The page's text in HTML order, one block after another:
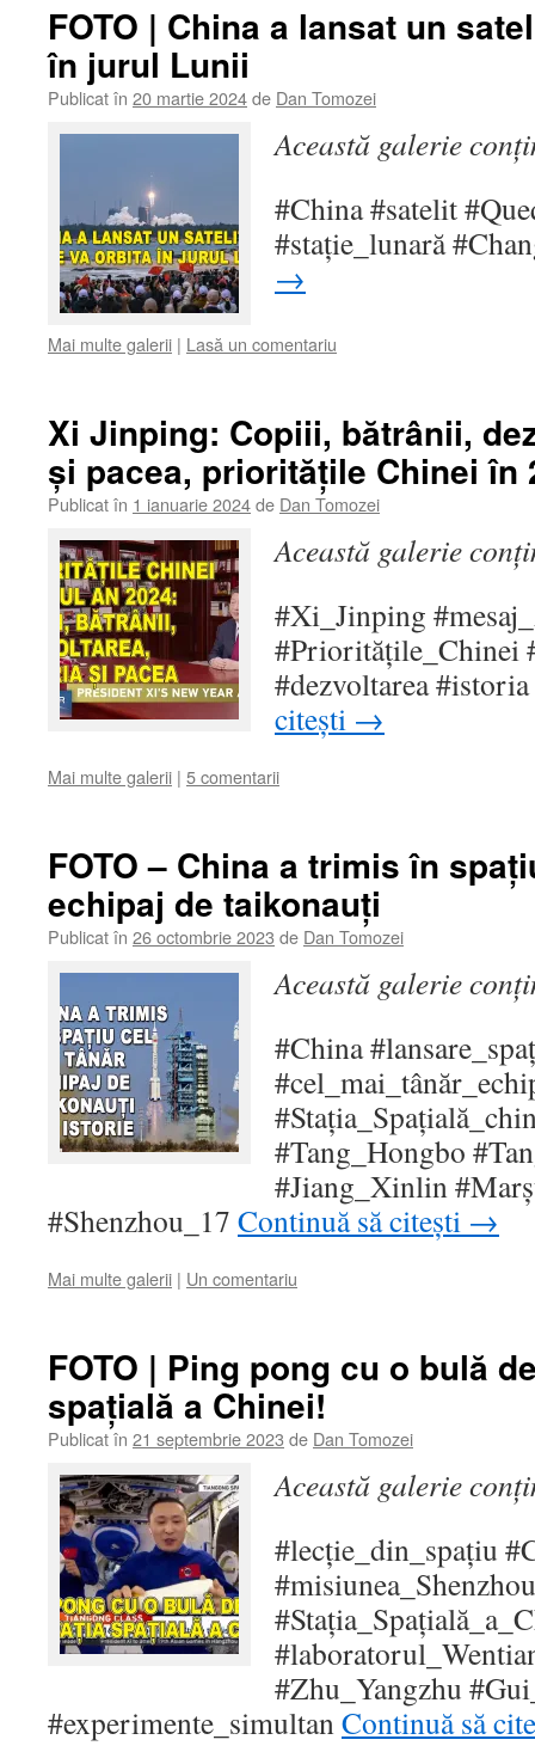
FOTO | China a lansat un
în jurul Lunii
Publicat în 20 martie 2024de Dan Tomozei
Această galerie
#China #satelit
#stație_lunară
→
Mai multe galerii | Lasă un comentariu
Xi Jinping: Copiii, bătrânii,
și pacea, prioritățile Chinei în
Publicat în 1 ianuarie 2024de Dan Tomozei
Această galerie
#Xi_Jinping
#Prioritățile_Chinei
#dezvoltarea
citești →
Mai multe galerii | 5 comentarii
FOTO – China a trimis în
echipaj de taikonauți
Publicat în 26 octombrie 2023 de Dan Tomozei
Această galerie
#China
#Tang_Hongbo
#Jiang_Xinlin
#Shenzhou_17 Continuă să citești →
Mai multe galerii | Un comentariu
FOTO | Ping pong cu o bulă
spațială a Chinei!
Publicat în 21 septembrie 2023 de Dan Tomozei
Această galerie
#lecție_din_spațiu
#Zhu_Yangzhu
#experimente_simultanContinuă să